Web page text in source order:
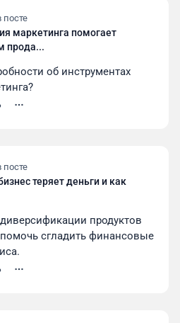
посте
маркетинга помогает
прода...
об инструментах
посте
теряет деньги и как
продуктов
сгладить финансовые